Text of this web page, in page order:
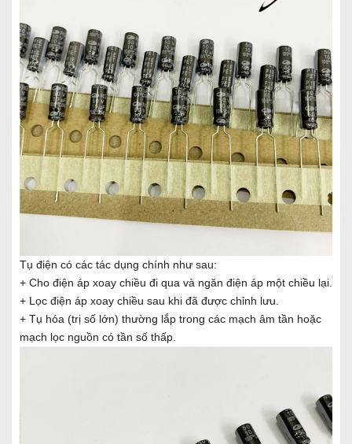
Tụ điện có các tác dụng chính như sau:
+ Cho điện áp xoay chiều đi qua và ngăn điện áp một chiều lại.
+ Lọc điện áp xoay chiều sau khi đã được chỉnh lưu.
+ Tụ hóa (trị số lớn) thường lắp trong các mạch âm tần hoặc
mạch lọc nguồn có tần số thấp.